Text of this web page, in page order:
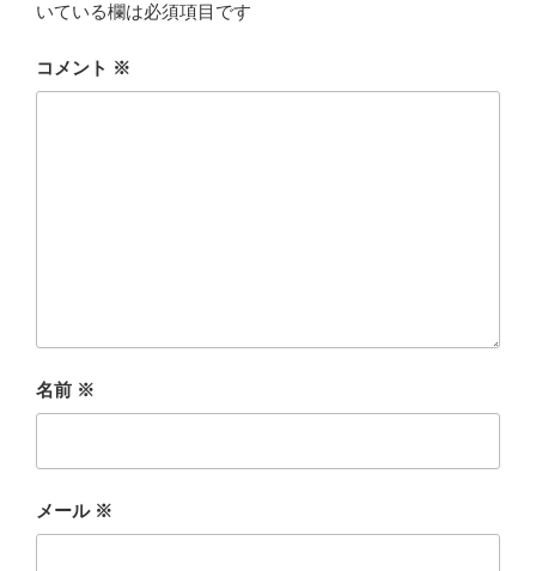
いている欄は必須項目です
コメント ※
名前 ※
メール ※